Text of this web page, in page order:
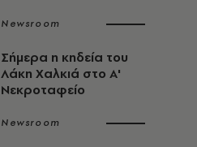
Newsroom
Σήμερα η κηδεία του
Λάκη Χαλκιά στο Α'
Νεκροταφείο
Newsroom